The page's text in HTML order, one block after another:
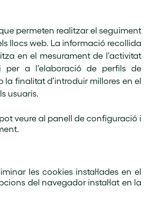
permeten realitzar el seguiment
llocs web. La informació recollida
en el mesurament de l’activitat
a l’elaboració de perfils de
la finalitat d’introduir millores en el
usuaris.
veure al panell de configuració i
les cookies instal·lades en el
del navegador instal·lat en la